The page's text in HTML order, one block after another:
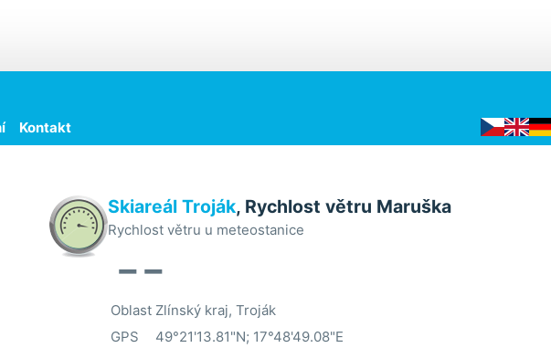
Kontakt
Skiareál Troják, Rychlost větru Maruška
Rychlost větru u meteostanice
--
Oblast Zlínský kraj, Troják
GPS
49°21'13.81"N; 17°48'49.08"E